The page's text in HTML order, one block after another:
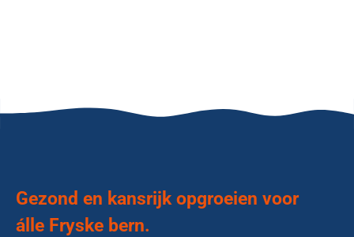
Gezond en kansrijk opgroeien voor
álle Fryske bern.